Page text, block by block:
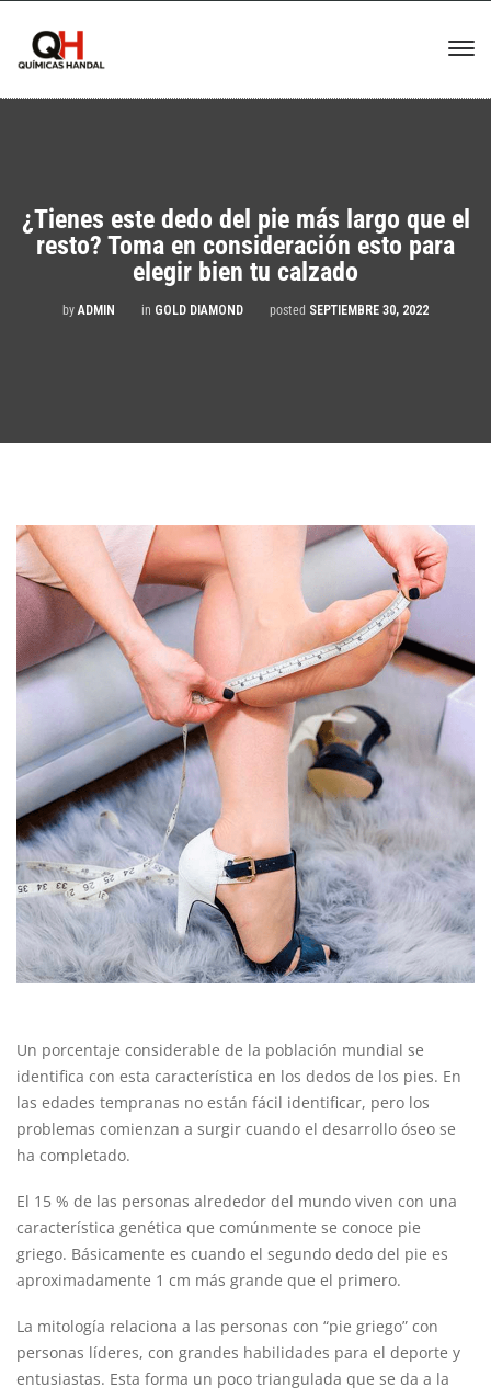
¿Tienes este dedo del pie más largo que el
resto? Toma en consideración esto para
elegir bien tu calzado
by ADMIN in GOLD DIAMOND posted SEPTIEMBRE 30, 2022
Un porcentaje considerable de la población mundial se
identifica con esta característica en los dedos de los pies. En
las edades tempranas no están fácil identificar, pero los
problemas comienzan a surgir cuando el desarrollo óseo se
ha completado.
El 15 % de las personas alrededor del mundo viven con una
característica genética que comúnmente se conoce pie
griego. Básicamente es cuando el segundo dedo del pie es
aproximadamente 1 cm más grande que el primero.
La mitología relaciona a las personas con “pie griego” con
personas líderes, con grandes habilidades para el deporte y
entusiastas. Esta forma un poco triangulada que se da a la